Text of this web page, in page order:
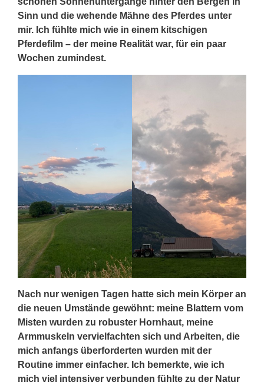
Sinn und die wehende Mähne des Pferdes unter
mir. Ich fühlte mich wie in einem kitschigen
Pferdefilm – der meine Realität war, für ein paar
Wochen zumindest.
Nach nur wenigen Tagen hatte sich mein Körper an
die neuen Umstände gewöhnt: meine Blattern vom
Misten wurden zu robuster Hornhaut, meine
Armmuskeln vervielfachten sich und Arbeiten, die
mich anfangs überforderten wurden mit der
Routine immer einfacher. Ich bemerkte, wie ich
mich viel intensiver verbunden fühlte zu der Natur